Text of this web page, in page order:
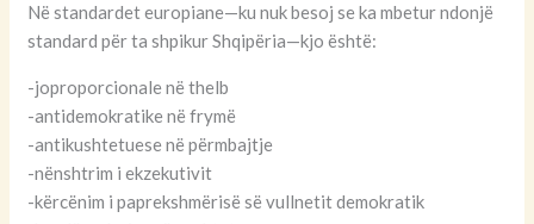
Në standardet europiane—ku nuk besoj se ka mbetur ndonjë
standard për ta shpikur Shqipëria—kjo është:
-joproporcionale në thelb
-antidemokratike në frymë
-antikushtetuese në përmbajtje
-nënshtrim i ekzekutivit
-kërcënim i paprekshmërisë së vullnetit demokratik